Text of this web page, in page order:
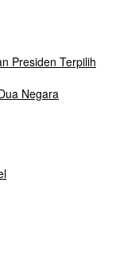
Presiden Terpilih
Negara